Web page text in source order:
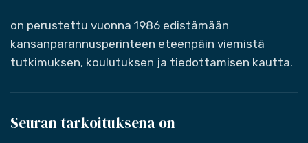
on perustettu vuonna 1986 edistämään
kansanparannusperinteen eteenpäin viemistä
tutkimuksen, koulutuksen ja tiedottamisen kautta.
Seuran tarkoituksena on